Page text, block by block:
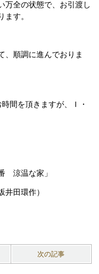
万全の状態で、お引渡し
ます。
、順調に進んでおりま
間を頂きますが、Ｉ・
涼温な家」
作）
次の記事